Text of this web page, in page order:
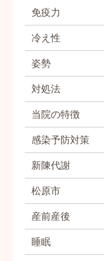
免疫力
冷え性
姿勢
対処法
当院の特徴
感染予防対策
新陳代謝
松原市
産前産後
睡眠